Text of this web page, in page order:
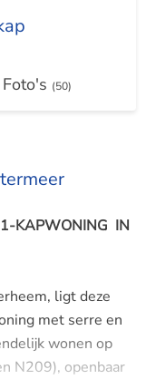
Foto's (50)
1-KAPWONING IN
ligt deze
met serre en
wonen op
N209), openbaar